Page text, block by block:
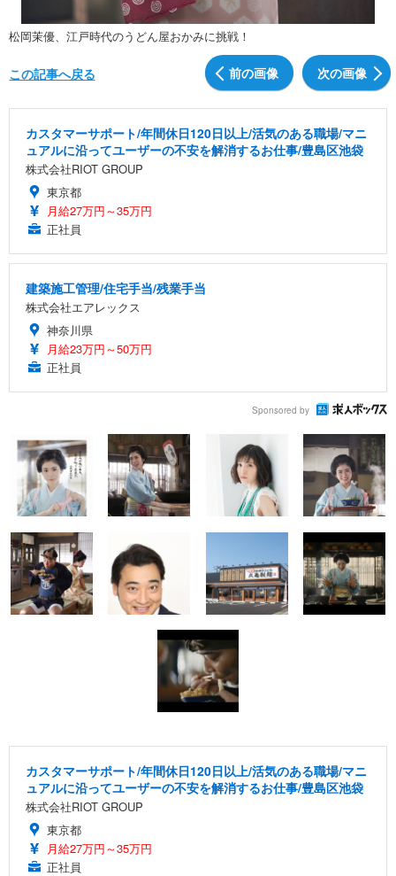
松岡茉優、江戸時代のうどん屋おかみに挑戦！
前の画像 次の画像
この記事へ戻る
カスタマーサポート/年間休日120日以上/活気のある職場/マニ
ュアルに沿ってユーザーの不安を解消するお仕事/豊島区池袋
株式会社RIOT GROUP
東京都
月給27万円～35万円
正社員
建築施工管理/住宅手当/残業手当
株式会社エアレックス
神奈川県
月給23万円～50万円
正社員
Sponsored by
カスタマーサポート/年間休日120日以上/活気のある職場/マニ
ュアルに沿ってユーザーの不安を解消するお仕事/豊島区池袋
株式会社RIOT GROUP
東京都
月給27万円～35万円
正社員